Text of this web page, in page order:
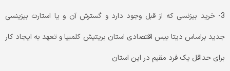
3- خرید بیزنسی که از قبل وجود دارد و گسترش آن و یا استارت بیزینسی
جدید براساس دیتا بیس اقتصادی استان بریتیش کلمبیا و تعهد به ایجاد کار
برای حداقل یک فرد مقیم در این استان